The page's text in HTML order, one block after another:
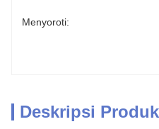
Menyoroti:
Deskripsi Produk